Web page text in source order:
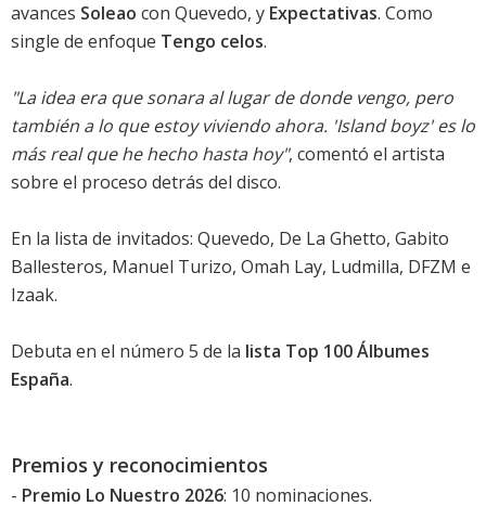
avances Soleao con Quevedo, y Expectativas. Como
single de enfoque Tengo celos.
"La idea era que sonara al lugar de donde vengo, pero
también a lo que estoy viviendo ahora. 'Island boyz' es lo
más real que he hecho hasta hoy", comentó el artista
sobre el proceso detrás del disco.
En la lista de invitados: Quevedo, De La Ghetto, Gabito
Ballesteros, Manuel Turizo, Omah Lay, Ludmilla, DFZM e
Izaak.
Debuta en el número 5 de la lista Top 100 Álbumes
España.
Premios y reconocimientos
- Premio Lo Nuestro 2026: 10 nominaciones.